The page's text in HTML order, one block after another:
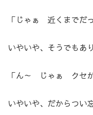
「じゃぁ 近くまでだ
いやいや、そうでもあ
「ん～ じゃぁ クセが
いやいや、だからつい